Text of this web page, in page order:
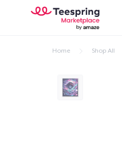
Home Shop All